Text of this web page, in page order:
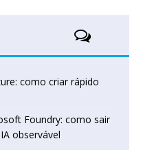
como criar rápido
Foundry: como sair
observável